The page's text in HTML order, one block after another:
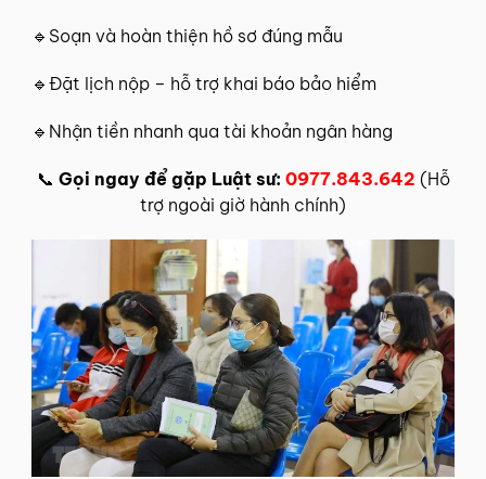
🔹Soạn và hoàn thiện hồ sơ đúng mẫu
🔹Đặt lịch nộp – hỗ trợ khai báo bảo hiểm
🔹Nhận tiền nhanh qua tài khoản ngân hàng
📞 Gọi ngay để gặp Luật sư: 0977.843.642 (Hỗ
trợ ngoài giờ hành chính)